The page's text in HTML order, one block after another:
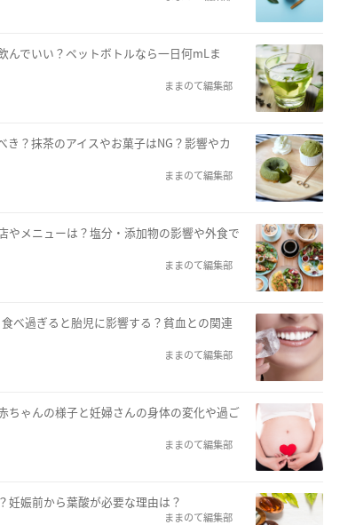
んでいい？ペットボトルなら一日何mLま
ままのて編集部
き？抹茶のアイスやお菓子はNG？影響やカ
ままのて編集部
やメニューは？塩分・添加物の影響や外食で
ままのて編集部
べ過ぎると胎児に影響する？貧血との関連
ままのて編集部
ちゃんの様子と妊婦さんの身体の変化や過ご
ままのて編集部
妊娠前から葉酸が必要な理由は？
ままのて編集部